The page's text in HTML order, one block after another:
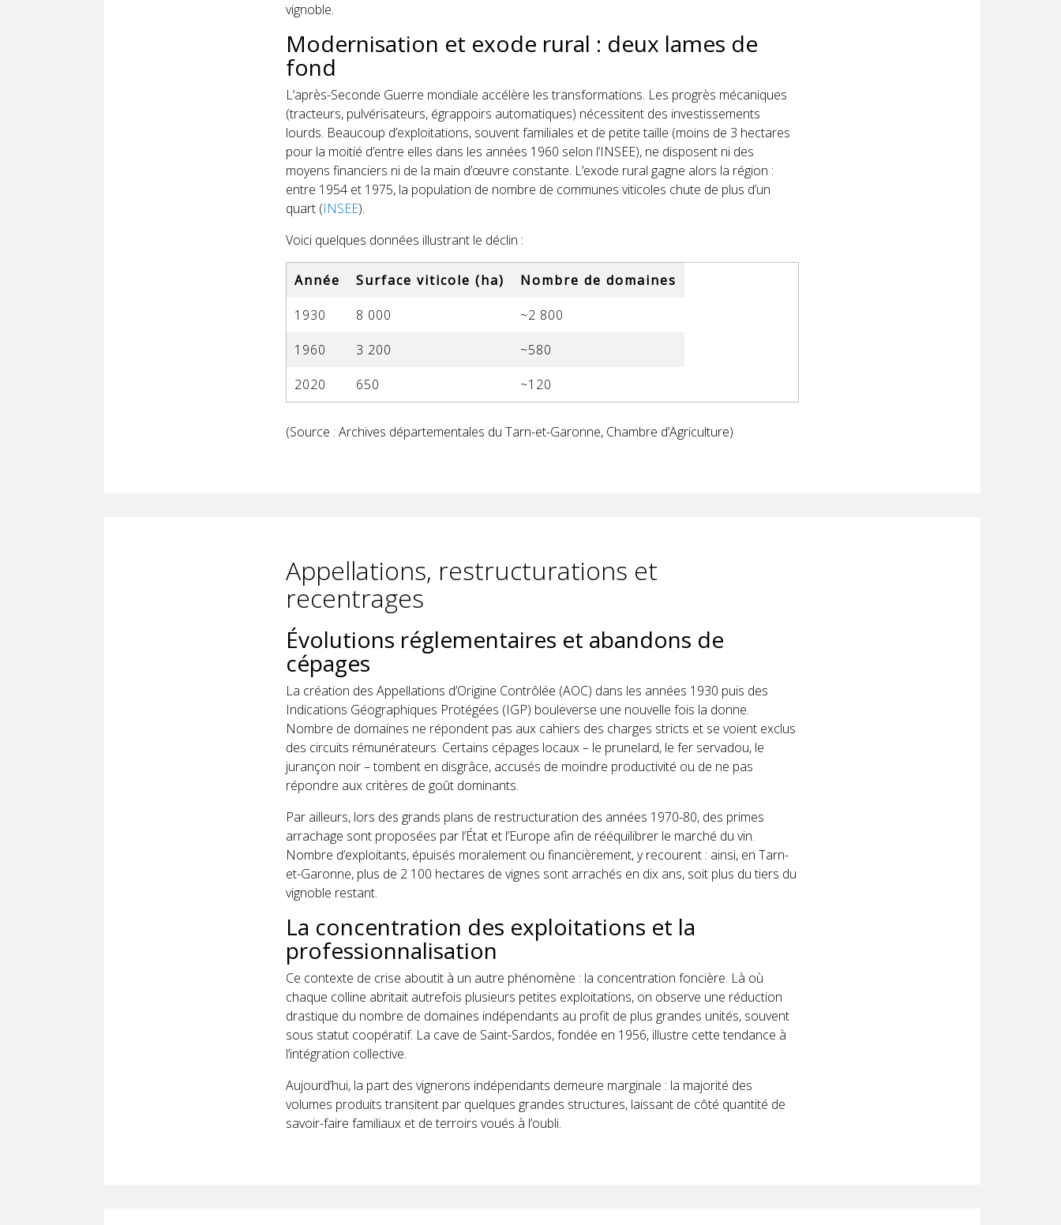
vignoble.
Modernisation et exode rural : deux lames de
fond
L’après-Seconde Guerre mondiale accélère les transformations. Les progrès mécaniques
(tracteurs, pulvérisateurs, égrappoirs automatiques) nécessitent des investissements
lourds. Beaucoup d’exploitations, souvent familiales et de petite taille (moins de 3 hectares
pour la moitié d’entre elles dans les années 1960 selon l’INSEE), ne disposent ni des
moyens financiers ni de la main d’œuvre constante. L’exode rural gagne alors la région :
entre 1954 et 1975, la population de nombre de communes viticoles chute de plus d’un
quart (INSEE).
Voici quelques données illustrant le déclin :
Année Surface viticole (ha)
Nombre de domaines
1930
8 000
~2 800
1960
3 200
~580
2020
650 ~120
(Source : Archives départementales du Tarn-et-Garonne, Chambre d’Agriculture)
Appellations, restructurations et
recentrages
Évolutions réglementaires et abandons de
cépages
La création des Appellations d’Origine Contrôlée (AOC) dans les années 1930 puis des
Indications Géographiques Protégées (IGP) bouleverse une nouvelle fois la donne.
Nombre de domaines ne répondent pas aux cahiers des charges stricts et se voient exclus
des circuits rémunérateurs. Certains cépages locaux – le prunelard, le fer servadou, le
jurançon noir – tombent en disgrâce, accusés de moindre productivité ou de ne pas
répondre aux critères de goût dominants.
Par ailleurs, lors des grands plans de restructuration des années 1970-80, des primes
arrachage sont proposées par l’État et l’Europe afin de rééquilibrer le marché du vin.
Nombre d’exploitants, épuisés moralement ou financièrement, y recourent : ainsi, en Tarn-
et-Garonne, plus de 2 100 hectares de vignes sont arrachés en dix ans, soit plus du tiers du
vignoble restant.
La concentration des exploitations et la
professionnalisation
Ce contexte de crise aboutit à un autre phénomène : la concentration foncière. Là où
chaque colline abritait autrefois plusieurs petites exploitations, on observe une réduction
drastique du nombre de domaines indépendants au profit de plus grandes unités, souvent
sous statut coopératif. La cave de Saint-Sardos, fondée en 1956, illustre cette tendance à
l’intégration collective.
Aujourd’hui, la part des vignerons indépendants demeure marginale : la majorité des
volumes produits transitent par quelques grandes structures, laissant de côté quantité de
savoir-faire familiaux et de terroirs voués à l’oubli.